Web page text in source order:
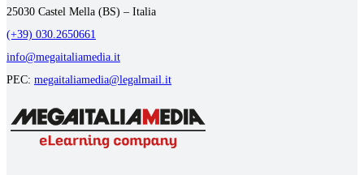
25030 Castel Mella (BS) – Italia
(+39) 030.2650661
info@megaitaliamedia.it
PEC: megaitaliamedia@legalmail.it